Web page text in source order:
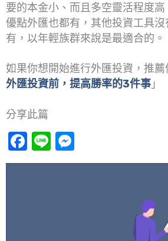
要的本金小、而且多空靈活程度
優點外匯也都有，其他投資工具
有，以年輕族群來說是最適合的。
如果你想開始進行外匯投資，推薦
外匯投資前，提高勝率的3件事 」
分享此篇
Facebook
Line